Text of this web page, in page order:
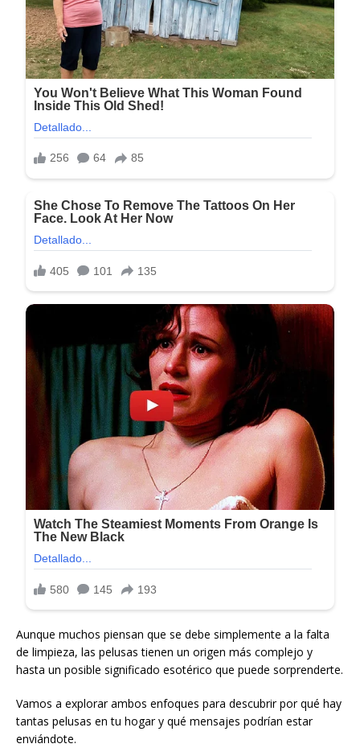
Aunque muchos piensan que se debe simplemente a la falta
de limpieza, las pelusas tienen un origen más complejo y
hasta un posible significado esotérico que puede sorprenderte.
Vamos a explorar ambos enfoques para descubrir por qué hay
tantas pelusas en tu hogar y qué mensajes podrían estar
enviándote.